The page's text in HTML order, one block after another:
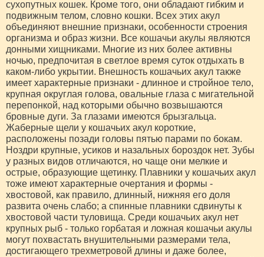
сухопутных кошек. Кроме того, они обладают гибким и
подвижным телом, словно кошки. Всех этих акул
объединяют внешние признаки, особенности строения
организма и образ жизни. Все кошачьи акулы являются
донными хищниками. Многие из них более активны
ночью, предпочитая в светлое время суток отдыхать в
каком-либо укрытии. Внешность кошачьих акул также
имеет характерные признаки - длинное и стройное тело,
крупная округлая голова, овальные глаза с мигательной
перепонкой, над которыми обычно возвышаются
бровные дуги. За глазами имеются брызгальца.
Жаберные щели у кошачьих акул короткие,
расположены позади головы пятью парами по бокам.
Ноздри крупные, усиков и назальных бороздок нет. Зубы
у разных видов отличаются, но чаще они мелкие и
острые, образующие щетинку. Плавники у кошачьих акул
тоже имеют характерные очертания и формы -
хвостовой, как правило, длинный, нижняя его доля
развита очень слабо; а спинные плавники сдвинуты к
хвостовой части туловища. Среди кошачьих акул нет
крупных рыб - только горбатая и ложная кошачьи акулы
могут похвастать внушительными размерами тела,
достигающего трехметровой длины и даже более,